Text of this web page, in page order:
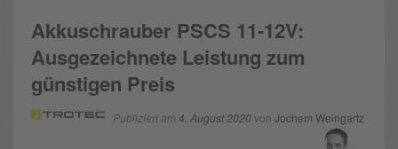
Akkuschrauber PSCS 11-12V:
Ausgezeichnete Leistung zum
günstigen Preis
Publiziert am 4. August 2020von Jochem Weingartz